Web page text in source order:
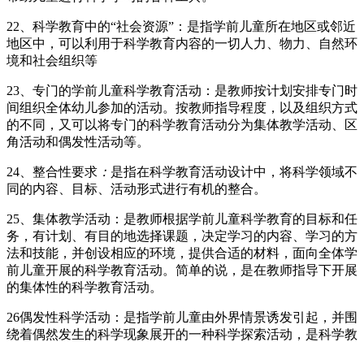
22、科学教育中的“社会资源”：是指学前儿童所在地区或邻近
地区中，可以利用于科学教育内容的一切人力、物力、自然环
境和社会组织等
23、专门的学前儿童科学教育活动：是教师按计划安排专门时
间组织全体幼儿参加的活动。按教师指导程度，以及组织方式
的不同，又可以将专门的科学教育活动分为集体教学活动、区
角活动和偶发性活动等。
24、整合性要求 ： 是指在科学教育活动设计中，将科学领域不
同的内容、目标、活动形式进行有机的整合。
25、集体教学活动：是教师根据学前儿童科学教育的目标和任
务，有计划、有目的地选择课题，决定学习的内容、学习的方
法和技能，并创设相应的环境，提供合适的材料，面向全体学
前儿童开展的科学教育活动。简单的说，是在教师指导下开展
的集体性的科学教育活动。
26偶发性科学活动：是指学前儿童由外界情景诱发引起，并围
绕着偶然发生的科学现象展开的一种科学探索活动，是科学教